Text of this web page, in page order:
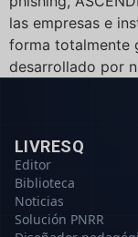
las empresas e
forma totalmente
desarrollado por
LIVRESQ
Editor
Biblioteca
Noticias
Solución PNRR